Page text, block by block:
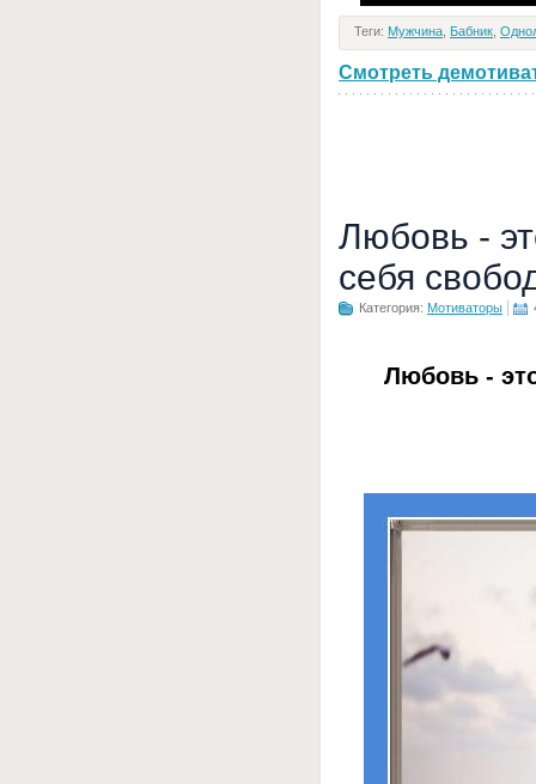
Теги: Мужчина Бабник
Смотреть
Любовь -
себя
Категория: Мотиваторы
Любовь -